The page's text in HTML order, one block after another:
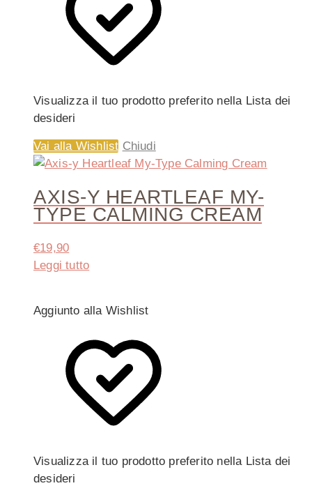
Visualizza il tuo prodotto preferito nella Lista dei
desideri
Vai alla Wishlist Chiudi
AXIS-Y HEARTLEAF MY-
TYPE CALMING CREAM
€19,90
Leggi tutto
Aggiunto alla Wishlist
Visualizza il tuo prodotto preferito nella Lista dei
desideri